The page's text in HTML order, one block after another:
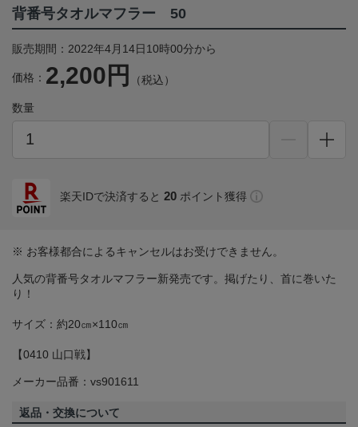
背番号タオルマフラー 50
販売期間：2022年4月14日10時00分から
価格： 2,200円 （税込）
数量
楽天IDで決済すると 20 ポイント獲得
※ お客様都合によるキャンセルはお受けできません。
人気の背番号タオルマフラー新発売です。掲げたり、首に巻いた
り！
サイズ：約20㎝×110㎝
【0410 山口戦】
メーカー品番：vs901611
返品・交換について